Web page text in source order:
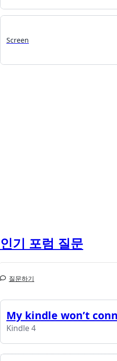
Screen
인기 포럼 질문
질문하기
My kindle won’t
Kindle 4